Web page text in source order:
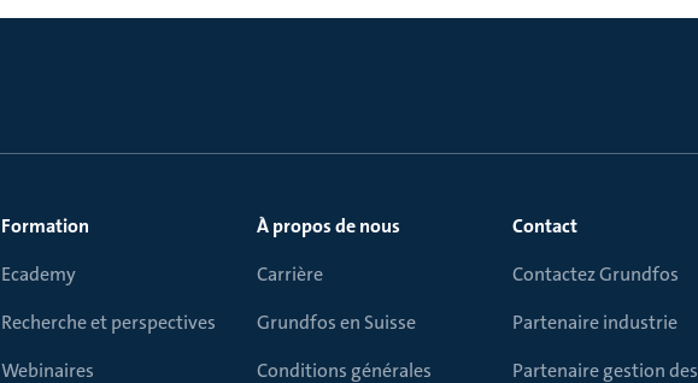
Formation
Ecademy
Recherche et perspectives
Webinaires
À propos de nous
Carrière
Grundfos en Suisse
Conditions générales
Contact
Contactez Grundfos
Partenaire industrie
Partenaire gestion des